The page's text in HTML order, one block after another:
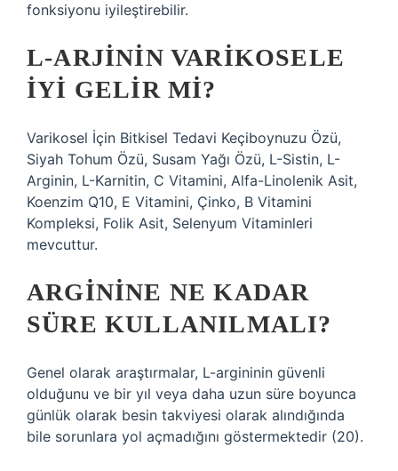
fonksiyonu iyileştirebilir.
L-ARJININ VARIKOSELE
IYI GELIR MI?
Varikosel İçin Bitkisel Tedavi Keçiboynuzu Özü,
Siyah Tohum Özü, Susam Yağı Özü, L-Sistin, L-
Arginin, L-Karnitin, C Vitamini, Alfa-Linolenik Asit,
Koenzim Q10, E Vitamini, Çinko, B Vitamini
Kompleksi, Folik Asit, Selenyum Vitaminleri
mevcuttur.
ARGININE NE KADAR
SÜRE KULLANILMALI?
Genel olarak araştırmalar, L-argininin güvenli
olduğunu ve bir yıl veya daha uzun süre boyunca
günlük olarak besin takviyesi olarak alındığında
bile sorunlara yol açmadığını göstermektedir (20).